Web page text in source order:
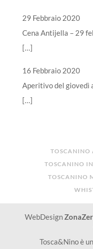
29 Febbraio 2020
Cena Antijella – 29
[…]
16 Febbraio 2020
Aperitivo del giovedì
[…]
TOSCANINO
TOSCANINO
TOSCANINO
WebDesign
Tosca&Nino è